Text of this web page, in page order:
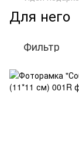
Для него
Фильтр